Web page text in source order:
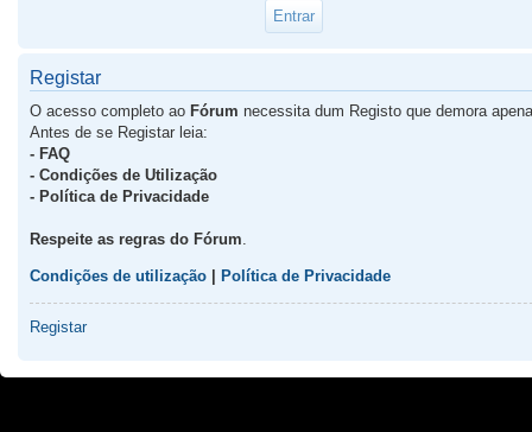
Registar
O acesso completo ao Fórum necessita dum Registo que demora
Antes de se Registar leia:
- FAQ
- Condições de Utilização
- Política de Privacidade
Respeite as regras do Fórum
Condições de utilização Política de Privacidade
Registar